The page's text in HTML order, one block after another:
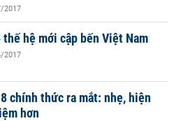
2017
thế hệ mới cập bến Việt Nam
2017
chính thức ra mắt: nhẹ, hiện
hơn